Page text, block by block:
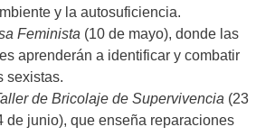
y la autosuficiencia.
Feminista (10 de mayo), donde las
aprenderán a identificar y combatir
sexistas.
de Bricolaje de Supervivencia (23
de junio), que enseña reparaciones